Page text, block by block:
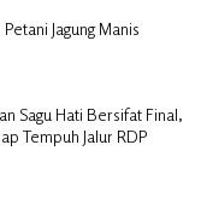
Jagung Manis
Sagu Hati Bersifat Final,
Tempuh Jalur RDP